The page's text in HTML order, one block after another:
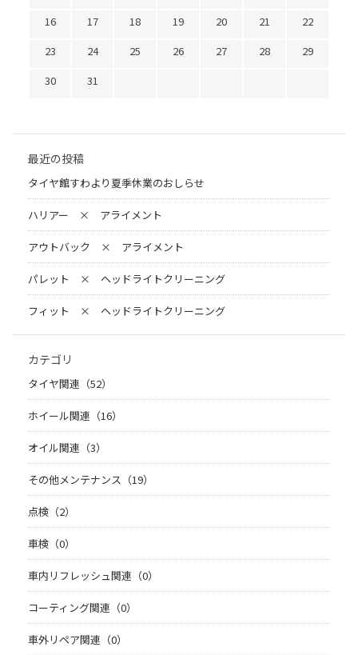
16
17 18 19 20 21
22
23
24 25 26 27 28
29
30
31
最近の投稿
タイヤ館すわより夏季休業のおしらせ
ハリアー × アライメント
アウトバック × アライメント
パレット × ヘッドライトクリーニング
フィット × ヘッドライトクリーニング
カテゴリ
タイヤ関連（52）
ホイール関連（16）
オイル関連（3）
その他メンテナンス（19）
点検（2）
車検（0）
車内リフレッシュ関連（0）
コーティング関連（0）
車外リペア関連（0）